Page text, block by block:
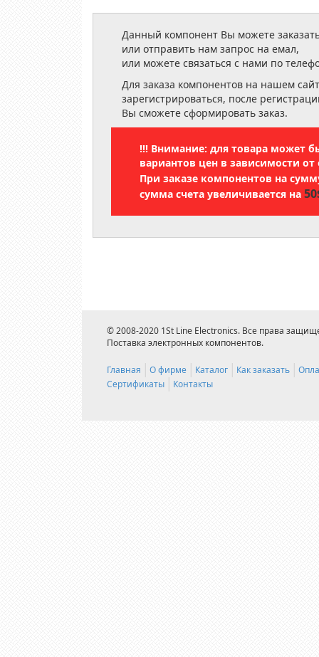
Данный компонент Вы можете
или отправить нам запрос на емал,
или можете связаться с нами по
Для заказа компонентов на нашем
зарегистрироваться, после
Вы сможете сформировать заказ.
!!! Внимание: для товара может
вариантов цен в зависимости от
При заказе компонентов на
сумма счета увеличивается на
© 2008-2020 1St Line Electronics. Все права
Поставка электронных компонентов.
Главная О фирме Каталог Как заказать
Сертификаты
Контакты